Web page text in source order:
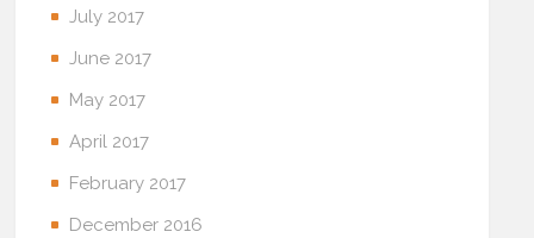
July 2017
June 2017
May 2017
April 2017
February 2017
December 2016